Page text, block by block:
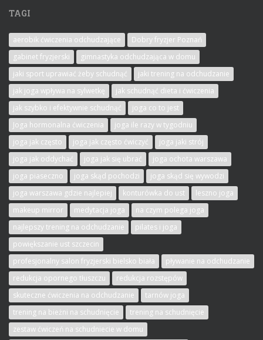
TAGI
aerobik ćwiczenia odchudzające
Dobry fryzjer Poznań
gabinet fryzjerski
gimnastyka odchudzająca w domu
jaki sport uprawiać żeby schudnąć
jaki trening na odchudzanie
jak joga wpływa na sylwetkę
jak schudnąć dieta i ćwiczenia
jak szybko i efektywnie schudnąć
joga co to jest
Joga hormonalna ćwiczenia
joga ile razy w tygodniu
joga jak często
joga jak często ćwiczyć
joga jaki strój
joga jak oddychać
joga jak się ubrać
joga ochota warszawa
joga piaseczno
joga skąd pochodzi
joga skąd się wywodzi
joga warszawa gdzie najlepiej
konturówka do ust
leszno joga
makeup mirror
medytacja joga
na czym polega joga
najlepszy trening na odchudzanie
pilates i joga
powiększanie ust szczecin
profesjonalny salon fryzjerski bielsko biała
pływanie na odchudzanie
redukcja opornego tłuszczu
redukcja rozstępów
skuteczne ćwiczenia na odchudzanie
tarnów joga
trening na bieżni na schudnięcie
trening na schudnięcie
zestaw ćwiczeń na schudniecie w domu